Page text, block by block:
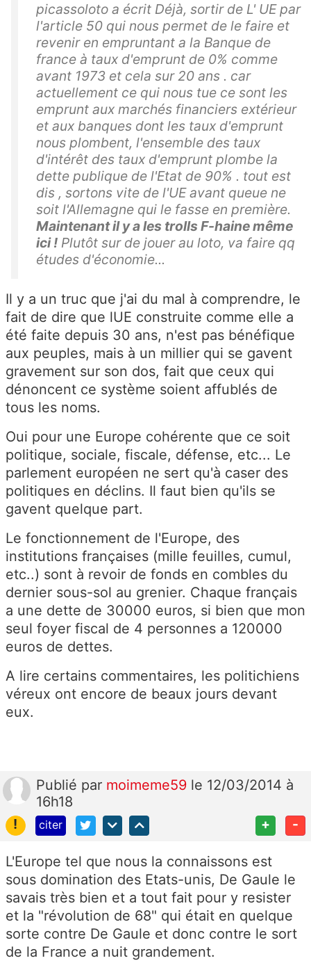
picassoloto a écrit Déjà, sortir de L' UE par
l'article 50 qui nous permet de le faire et
revenir en empruntant a la Banque de
france à taux d'emprunt de 0% comme
avant 1973 et cela sur 20 ans . car
actuellement ce qui nous tue ce sont les
emprunt aux marchés financiers extérieur
et aux banques dont les taux d'emprunt
nous plombent, l'ensemble des taux
d'intérêt des taux d'emprunt plombe la
dette publique de l'Etat de 90% . tout est
dis , sortons vite de l'UE avant queue ne
soit l'Allemagne qui le fasse en première.
Maintenant il y a les trolls F-haine même
ici ! Plutôt sur de jouer au loto, va faire qq
études d'économie...
Il y a un truc que j'ai du mal à comprendre, le
fait de dire que lUE construite comme elle a
été faite depuis 30 ans, n'est pas bénéfique
aux peuples, mais à un millier qui se gavent
gravement sur son dos, fait que ceux qui
dénoncent ce système soient affublés de
tous les noms.
Oui pour une Europe cohérente que ce soit
politique, sociale, fiscale, défense, etc... Le
parlement européen ne sert qu'à caser des
politiques en déclins. Il faut bien qu'ils se
gavent quelque part.
Le fonctionnement de l'Europe, des
institutions françaises (mille feuilles, cumul,
etc..) sont à revoir de fonds en combles du
dernier sous-sol au grenier. Chaque français
a une dette de 30000 euros, si bien que mon
seul foyer fiscal de 4 personnes a 120000
euros de dettes.
A lire certains commentaires, les politichiens
véreux ont encore de beaux jours devant
eux.
Publié par moimeme59 le 12/03/2014 à
16h18
!
citer + -
L'Europe tel que nous la connaissons est
sous domination des Etats-unis, De Gaule le
savais très bien et a tout fait pour y resister
et la "révolution de 68" qui était en quelque
sorte contre De Gaule et donc contre le sort
de la France a nuit grandement.